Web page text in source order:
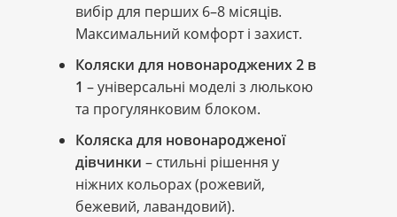
вибір для перших 6–8 місяців.
Максимальний комфорт і захист.
Коляски для новонароджених 2 в
1 – універсальні моделі з люлькою
та прогулянковим блоком.
Коляска для новонародженої
дівчинки – стильні рішення у
ніжних кольорах (рожевий,
бежевий, лавандовий).